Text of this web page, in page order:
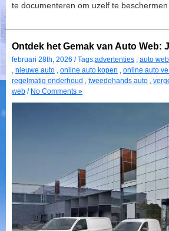
te documenteren om uzelf te
Ontdek het Gemak van Auto Web:
februari 28th, 2026 / Tags:advertenties , auto web
, nieuwe auto , online auto kopen , online auto
regelmatig onderhoud , tweedehands auto ,
web / No Comments »